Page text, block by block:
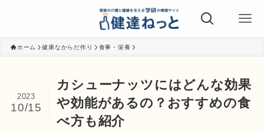
ホーム 健康なからだ作り 食事・栄養
カシューナッツにはどんな効果
や効能があるの？おすすめの食
べ方も紹介
2023
10/15